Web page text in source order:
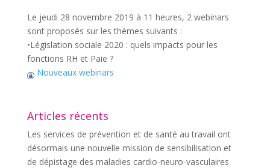
Le jeudi 28 novembre 2019 à 11 heures, 2 webinars
sont proposés sur les thèmes suivants :
•Législation sociale 2020 : quels impacts pour les
fonctions RH et Paie ?
Nouveaux webinars
Articles récents
Les services de prévention et de santé au travail ont
désormais une nouvelle mission de sensibilisation et
de dépistage des maladies cardio-neuro-vasculaires